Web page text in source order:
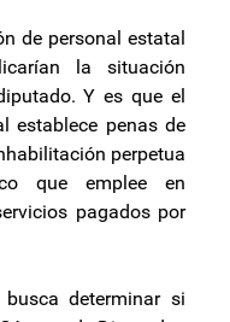
de personal estatal
la situación
Y es que el
establece penas de
perpetua
que emplee en
pagados por
determinar si